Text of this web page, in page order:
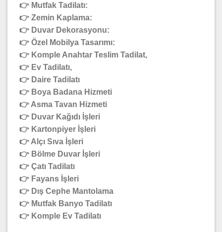
👉 Mutfak Tadilatı:
👉 Zemin Kaplama:
👉 Duvar Dekorasyonu:
👉 Özel Mobilya Tasarımı:
👉 Komple Anahtar Teslim Tadilat,
👉 Ev Tadilatı,
👉 Daire Tadilatı
👉 Boya Badana Hizmeti
👉 Asma Tavan Hizmeti
👉 Duvar Kağıdı İşleri
👉 Kartonpiyer İşleri
👉 Alçı Sıva İşleri
👉 Bölme Duvar İşleri
👉 Çatı Tadilatı
👉 Fayans İşleri
👉 Dış Cephe Mantolama
👉 Mutfak Banyo Tadilatı
👉 Komple Ev Tadilatı